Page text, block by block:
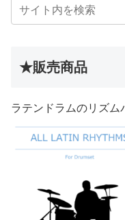
★販売商品
ラテンドラムのリズム